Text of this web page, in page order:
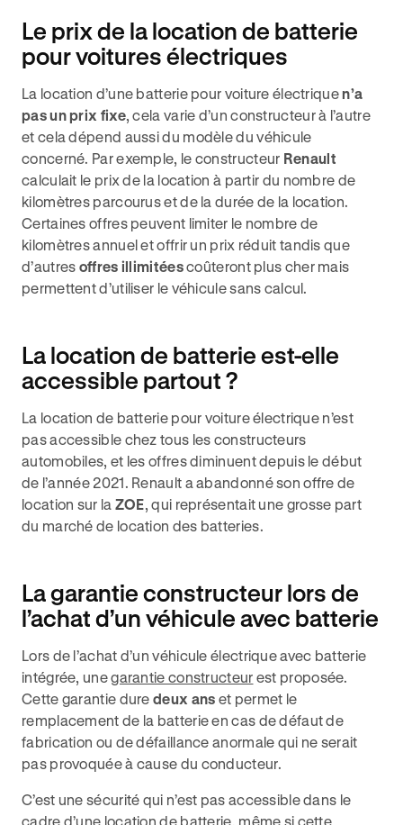
Le prix de la location de batterie
pour voitures électriques
La location d’une batterie pour voiture électriquen’a
pas un prix fixe, cela varie d’un constructeur à l’autre
et cela dépend aussi du modèle du véhicule
concerné. Par exemple, le constructeur Renault
calculait le prix de la location à partir du nombre de
kilomètres parcourus et de la durée de la location.
Certaines offres peuvent limiter le nombre de
kilomètres annuel et offrir un prix réduit tandis que
d’autres offres illimitéescoûteront plus cher mais
permettent d’utiliser le véhicule sans calcul.
La location de batterie est-elle
accessible partout ?
La location de batterie pour voiture électrique n’est
pas accessible chez tous les constructeurs
automobiles, et les offres diminuent depuis le début
de l’année 2021. Renault a abandonné son offre de
location sur la ZOE, qui représentait une grosse part
du marché de location des batteries.
La garantie constructeur lors de
l’achat d’un véhicule avec batterie
Lors de l’achat d’un véhicule électrique avec batterie
intégrée, unegarantie constructeur est proposée.
Cette garantie duredeux ans et permet le
remplacement de la batterie en cas de défaut de
fabrication ou de défaillance anormale qui ne serait
pas provoquée à cause du conducteur.
C’est une sécurité qui n’est pas accessible dans le
cadre d’une location de batterie, même si cette